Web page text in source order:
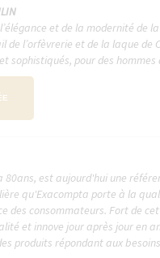
et de la modernité de
l’orfèvrerie et de la laque de
sophistiqués, pour des hommes
80ans, est aujourd'hui une
qu'Exacompta porte à la
des consommateurs. Fort de
et innove jour après jour en
produits répondant aux